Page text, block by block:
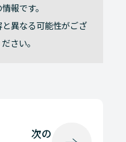
報です。
異なる可能性がござ
さい。
次の